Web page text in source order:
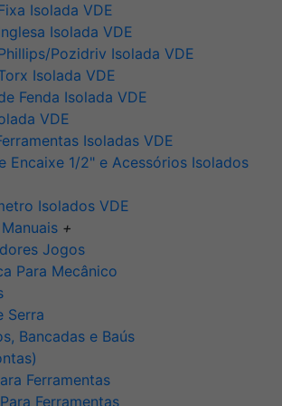
Isolada VDE
Isolada VDE
Pozidriv Isolada VDE
Isolada VDE
Fenda Isolada VDE
VDE
Isoladas VDE
Encaixe 1/2" e Acessórios Isolados
Isolados VDE
+
Jogos
Para Mecânico
Serra
Bancadas e Baús
Ferramentas
Ferramentas